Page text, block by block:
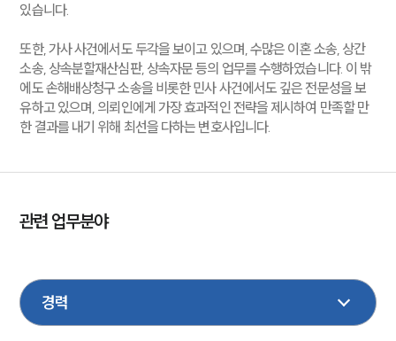
있습니다.
또한, 가사 사건에서도 두각을 보이고 있으며, 수많은 이혼 소송, 상간
소송, 상속분할재산심판, 상속자문 등의 업무를 수행하였습니다. 이 밖
에도 손해배상청구 소송을 비롯한 민사 사건에서도 깊은 전문성을 보
유하고 있으며, 의뢰인에게 가장 효과적인 전략을 제시하여 만족할 만
한 결과를 내기 위해 최선을 다하는 변호사입니다.
관련 업무분야
기업법무